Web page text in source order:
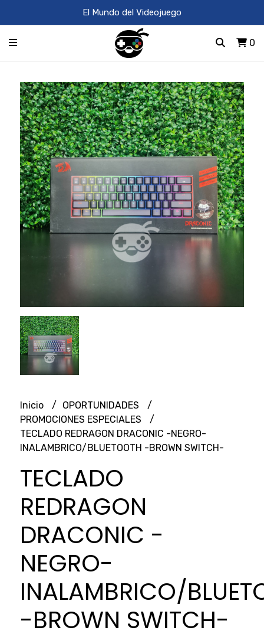
El Mundo del Videojuego
0
Inicio
OPORTUNIDADES
PROMOCIONES ESPECIALES
TECLADO REDRAGON DRACONIC -NEGRO-
INALAMBRICO/BLUETOOTH -BROWN SWITCH-
TECLADO
REDRAGON
DRACONIC -
NEGRO-
INALAMBRICO/
-BROWN SWITCH-